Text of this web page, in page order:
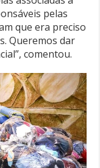
pelas
que era preciso
Queremos dar
comentou.